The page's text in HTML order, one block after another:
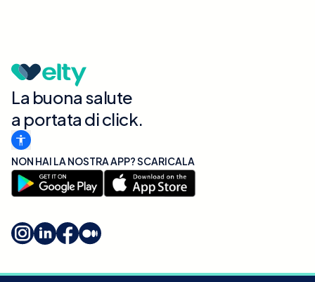
La buona salute
a portata di click.
NON HAI LA NOSTRA APP? SCARICALA